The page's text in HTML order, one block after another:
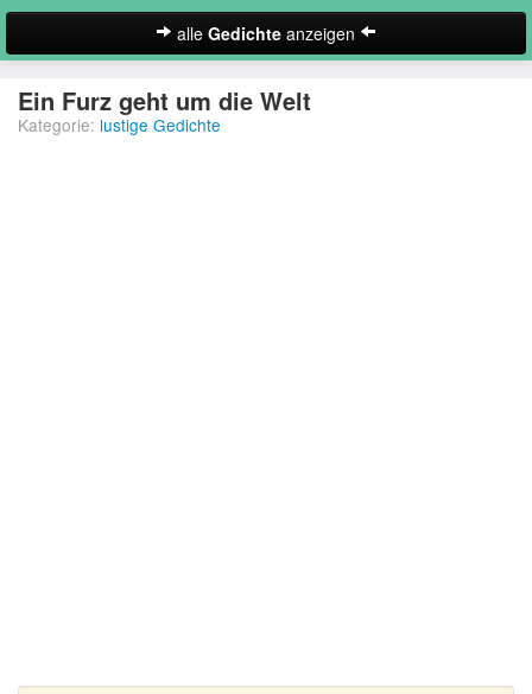
alle Gedichte anzeigen
Neues Gedicht eintragen
Ein Furz geht um die Welt
Kategorie: lustige Gedichte